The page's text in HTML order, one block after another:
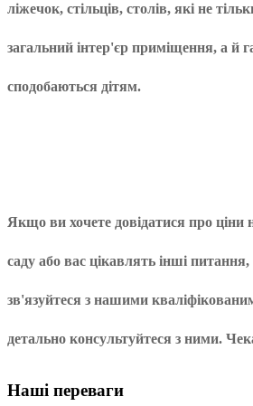
ліжечок, стільців, столів, які не
загальний інтер'єр приміщення, а й
сподобаються дітям.
Якщо ви хочете довідатися про ціни
саду або вас цікавлять інші
зв'язуйтеся з нашими
детально консультуйтеся з ними.
Наші переваги